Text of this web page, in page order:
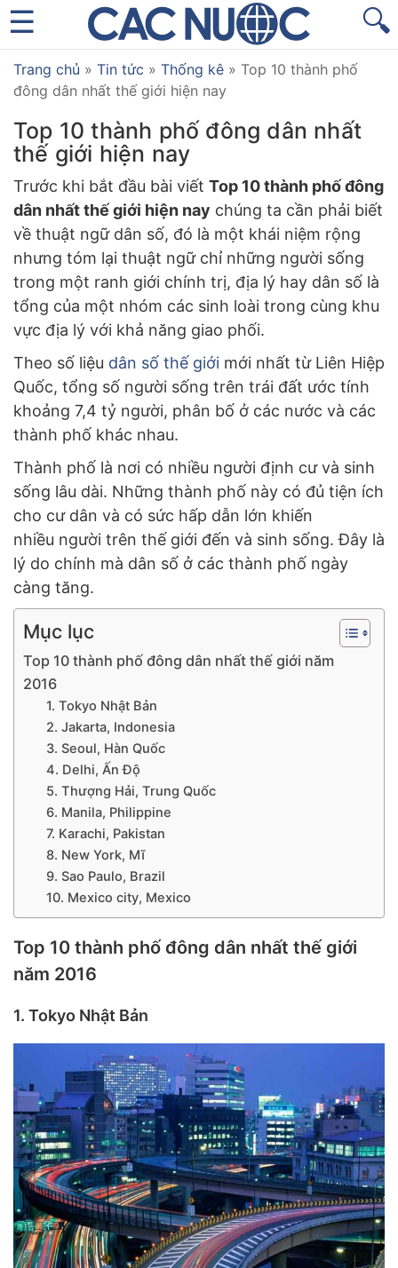
🔍
Trang chủ » Tin tức » Thống kê » Top 10 thành phố
đông dân nhất thế giới hiện nay
Top 10 thành phố đông dân nhất
thế giới hiện nay
Trước khi bắt đầu bài viết Top 10 thành phố đông
dân nhất thế giới hiện nay chúng ta cần phải biết
về thuật ngữ dân số, đó là một khái niệm rộng
nhưng tóm lại thuật ngữ chỉ những người sống
trong một ranh giới chính trị, địa lý hay dân số là
tổng của một nhóm các sinh loài trong cùng khu
vực địa lý với khả năng giao phối.
Theo số liệu dân số thế giới mới nhất từ Liên Hiệp
Quốc, tổng số người sống trên trái đất ước tính
khoảng 7,4 tỷ người, phân bố ở các nước và các
thành phố khác nhau.
Thành phố là nơi có nhiều người định cư và sinh
sống lâu dài. Những thành phố này có đủ tiện ích
cho cư dân và có sức hấp dẫn lớn khiến
nhiều người trên thế giới đến và sinh sống. Đây là
lý do chính mà dân số ở các thành phố ngày
càng tăng.
Mục lục
Top 10 thành phố đông dân nhất thế giới năm
2016
1. Tokyo Nhật Bản
2. Jakarta, Indonesia
3. Seoul, Hàn Quốc
4. Delhi, Ấn Độ
5. Thượng Hải, Trung Quốc
6. Manila, Philippine
7. Karachi, Pakistan
8. New York, Mĩ
9. Sao Paulo, Brazil
10. Mexico city, Mexico
Top 10 thành phố đông dân nhất thế giới
năm 2016
1. Tokyo Nhật Bản